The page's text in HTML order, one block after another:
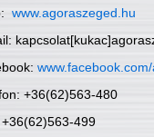
www.agoraszeged.hu
+36(62)563-480
499